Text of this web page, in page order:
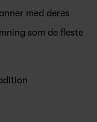
med deres
som de fleste